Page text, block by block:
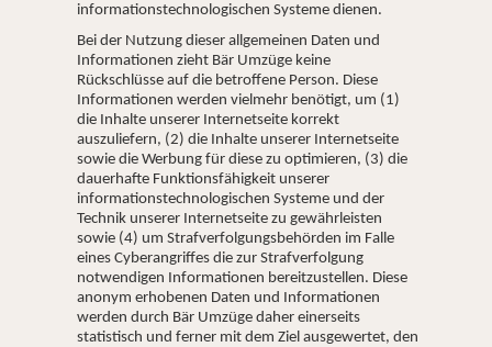
informationstechnologischen Systeme dienen.
Bei der Nutzung dieser allgemeinen Daten und
Informationen zieht Bär Umzüge keine
Rückschlüsse auf die betroffene Person. Diese
Informationen werden vielmehr benötigt, um (1)
die Inhalte unserer Internetseite korrekt
auszuliefern, (2) die Inhalte unserer Internetseite
sowie die Werbung für diese zu optimieren, (3) die
dauerhafte Funktionsfähigkeit unserer
informationstechnologischen Systeme und der
Technik unserer Internetseite zu gewährleisten
sowie (4) um Strafverfolgungsbehörden im Falle
eines Cyberangriffes die zur Strafverfolgung
notwendigen Informationen bereitzustellen. Diese
anonym erhobenen Daten und Informationen
werden durch Bär Umzüge daher einerseits
statistisch und ferner mit dem Ziel ausgewertet, den